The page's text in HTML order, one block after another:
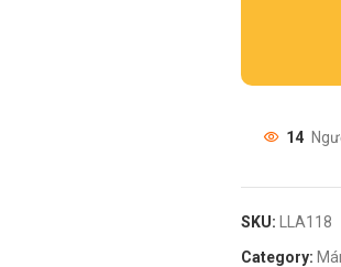
14
SKU:
LLA118
Category: